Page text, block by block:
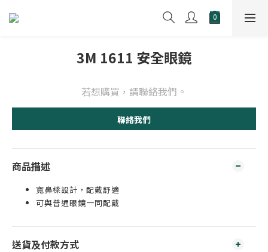
3M 1611 安全眼鏡
若想購買，請聯絡我們。
聯絡我們
商品描述
寬鼻樑設計，配戴舒適
可與普通眼鏡一同配戴
送貨及付款方式